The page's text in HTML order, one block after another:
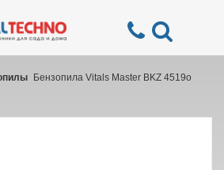
Бензопила Vitals Master BKZ 4519o